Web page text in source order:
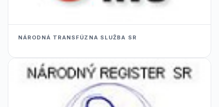
NÁRODNÁ TRANSFÚZNA SLUŽBA SR